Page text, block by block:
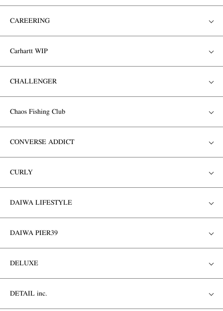
CAREERING
Carhartt WIP
CHALLENGER
Chaos Fishing Club
CONVERSE ADDICT
CURLY
DAIWA LIFESTYLE
DAIWA PIER39
DELUXE
DETAIL inc.